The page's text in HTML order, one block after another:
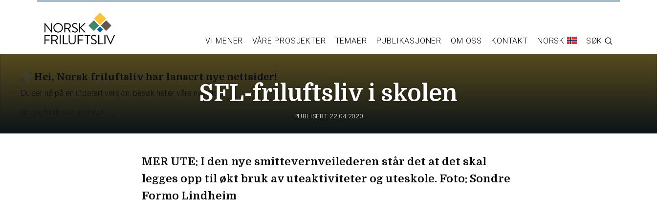
Hei, Norsk friluftsliv har lansert nye nettsider!
Du ser nå på en utdatert versjon, besøk heller våre nye sider.
VI MENER VÅRE PROSJEKTER TEMAER PUBLIKASJONER OM OSS KONTAKT NORSK SØK
SFL-friluftsliv i skolen
PUBLISERT 22.04.2020
MER UTE: I den nye smittevernveilederen står det at det skal
legges opp til økt bruk av uteaktiviteter og uteskole. Foto: Sondre
Formo Lindheim